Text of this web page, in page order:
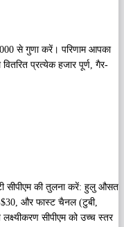
से गुणा करें। परिणाम आपका
वितरित प्रत्येक हजार पूर्ण, गैर-
सीपीएम की तुलना करें: हुलु औसत
और फास्ट चैनल (टुबी,
सीपीएम को उच्च स्तर